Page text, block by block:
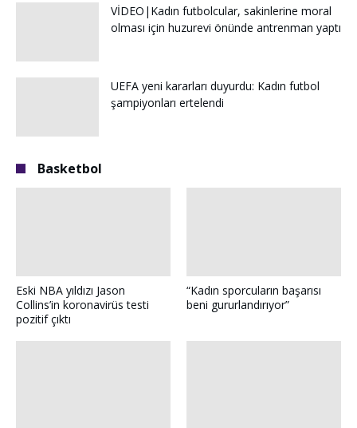
VİDEO|Kadın futbolcular, sakinlerine moral
olması için huzurevi önünde antrenman yaptı
UEFA yeni kararları duyurdu: Kadın futbol
şampiyonları ertelendi
Basketbol
Eski NBA yıldızı Jason
Collins’in koronavirüs testi
pozitif çıktı
“Kadın sporcuların başarısı
beni gururlandırıyor”